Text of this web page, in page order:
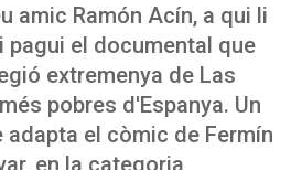
amic Ramón Acín, a qui li
pagui el documental que
extremenya de Las
pobres d'Espanya. Un
el còmic de Fermín
en la categoria